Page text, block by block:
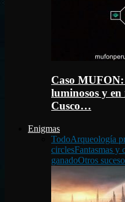
Caso
luminosos y
Cusco…
Enigmas
TodoArqueología
circlesFantasmas y
ganadoOtros